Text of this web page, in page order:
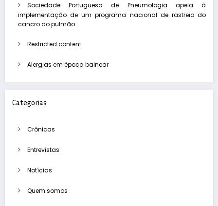
Sociedade Portuguesa de Pneumologia apela à
implementação de um programa nacional de rastreio do
cancro do pulmão
Restricted content
Alergias em época balnear
Categorias
Crónicas
Entrevistas
Notícias
Quem somos